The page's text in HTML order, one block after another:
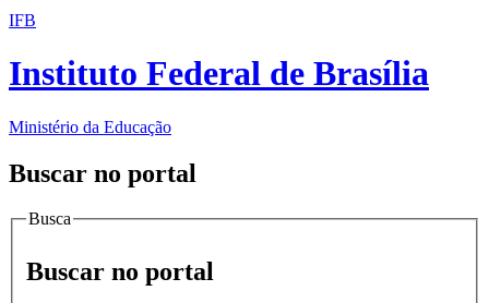
IFB
Instituto Federal de Brasília
Ministério da Educação
Buscar no portal
Busca
Buscar no portal